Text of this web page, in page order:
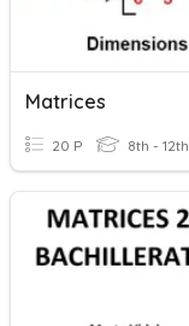
Matrices
20 P 8th - 12th